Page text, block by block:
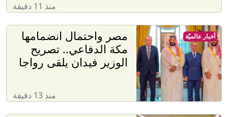
منذ 11 دقيقة
مصر واحتمال انضمامها
مكة الدفاعي.. تصريح
الوزير فيدان يلقى رواجا
منذ 13 دقيقة
أخبار عالميّة